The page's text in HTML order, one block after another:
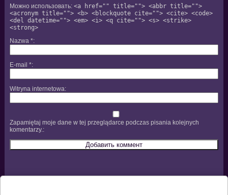
Можно использовать: <a href="" title=""> <abbr title="">
<acronym title=""> <b> <blockquote cite=""> <cite> <code>
<del datetime=""> <em> <i> <q cite=""> <s> <strike>
<strong>
Nazwa *
E-mail *
Witryna internetowa
Zapamiętaj moje dane w tej przeglądarce podczas pisania kolejnych
komentarzy.